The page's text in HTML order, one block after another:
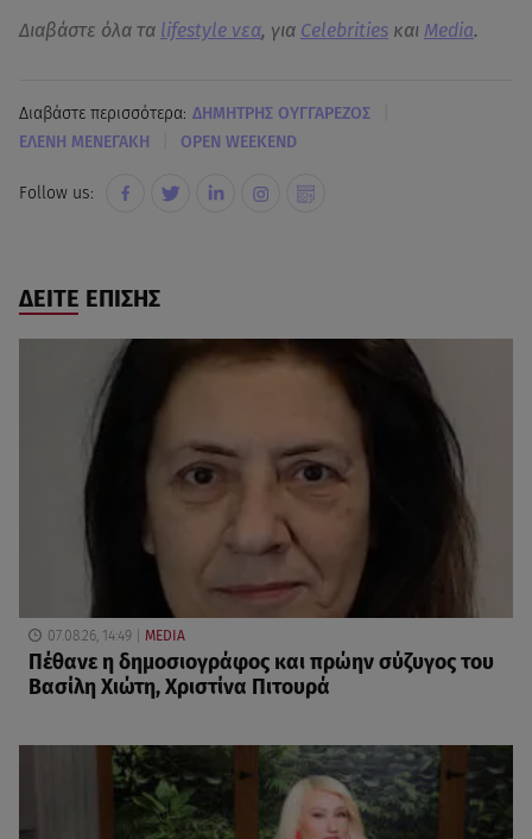
Διαβάστε όλα τα lifestyle νεα, για Celebrities και Media.
Διαβάστε περισσότερα: ΔΗΜΗΤΡΗΣ ΟΥΓΓΑΡΕΖΟΣ
ΕΛΕΝΗ ΜΕΝΕΓΑΚΗ OPEN WEEKEND
Follow us:
ΔΕΙΤΕ ΕΠΙΣΗΣ
07.08.26, 14:49 MEDIA
Πέθανε η δημοσιογράφος και πρώην σύζυγος του
Βασίλη Χιώτη, Χριστίνα Πιτουρά